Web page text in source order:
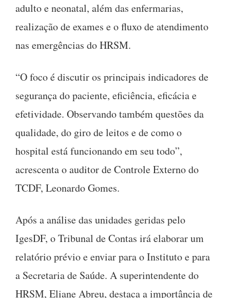
adulto e neonatal, além das enfermarias,
realização de exames e o fluxo de atendimento
nas emergências do HRSM.
“O foco é discutir os principais indicadores de
segurança do paciente, eficiência, eficácia e
efetividade. Observando também questões da
qualidade, do giro de leitos e de como o
hospital está funcionando em seu todo”,
acrescenta o auditor de Controle Externo do
TCDF, Leonardo Gomes.
Após a análise das unidades geridas pelo
IgesDF, o Tribunal de Contas irá elaborar um
relatório prévio e enviar para o Instituto e para
a Secretaria de Saúde. A superintendente do
HRSM, Eliane Abreu, destaca a importância de